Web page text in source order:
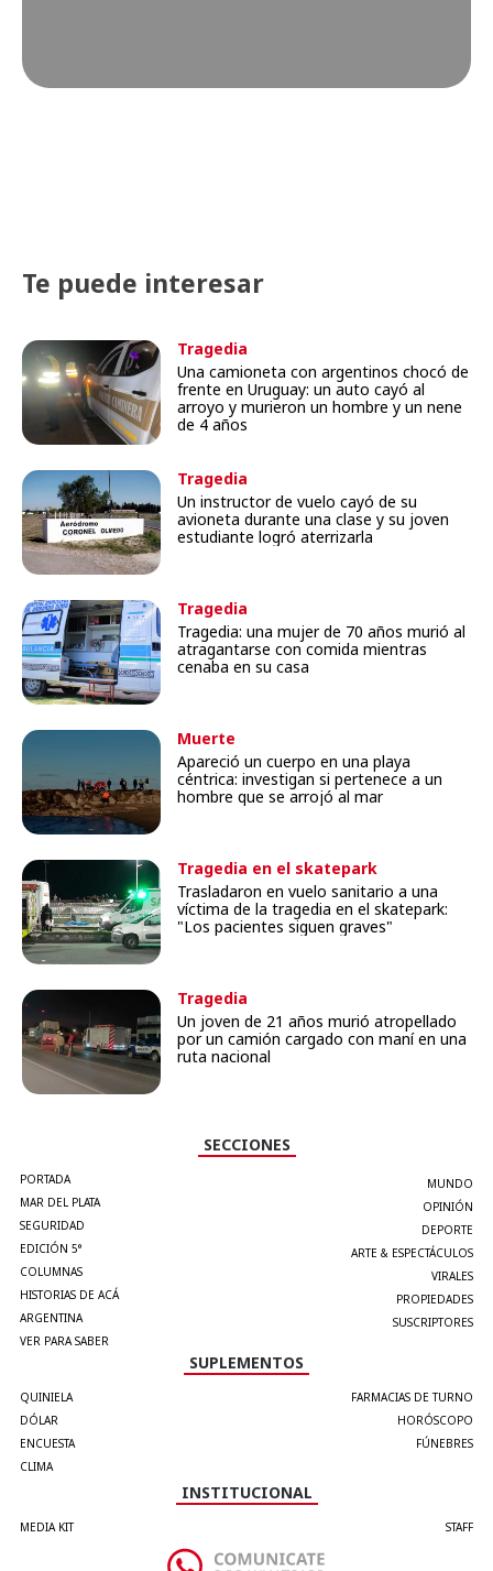
Te puede interesar
Tragedia
Una camioneta con argentinos chocó de
frente en Uruguay: un auto cayó al
arroyo y murieron un hombre y un nene
de 4 años
Tragedia
Un instructor de vuelo cayó de su
avioneta durante una clase y su joven
estudiante logró aterrizarla
Tragedia
Tragedia: una mujer de 70 años murió al
atragantarse con comida mientras
cenaba en su casa
Muerte
Apareció un cuerpo en una playa
céntrica: investigan si pertenece a un
hombre que se arrojó al mar
Tragedia en el skatepark
Trasladaron en vuelo sanitario a una
víctima de la tragedia en el skatepark:
"Los pacientes siguen graves"
Tragedia
Un joven de 21 años murió atropellado
por un camión cargado con maní en una
ruta nacional
SECCIONES
PORTADA
MAR DEL PLATA
SEGURIDAD
EDICIÓN 5°
COLUMNAS
HISTORIAS DE ACÁ
ARGENTINA
VER PARA SABER
MUNDO
OPINIÓN
DEPORTE
ARTE & ESPECTÁCULOS
VIRALES
PROPIEDADES
SUSCRIPTORES
SUPLEMENTOS
QUINIELA
DÓLAR
ENCUESTA
CLIMA
FARMACIAS DE TURNO
HORÓSCOPO
FÚNEBRES
INSTITUCIONAL
MEDIA KIT STAFF